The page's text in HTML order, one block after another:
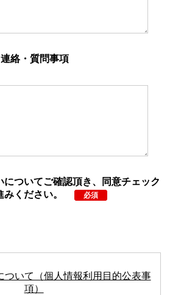
絡・質問事項
ついてご確認頂き、同意チェック
ください。
必須
ついて（個人情報利用目的公表事
項）